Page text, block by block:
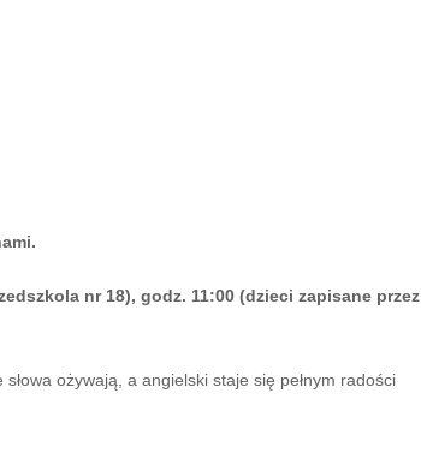
nr 18), godz. 11:00 (dzieci zapisane przez
ożywają, a angielski staje się pełnym radości